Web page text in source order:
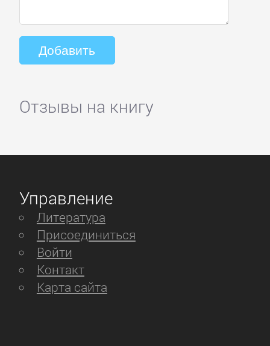
Отзывы на книгу
Управление
Литература
Присоединиться
Войти
Контакт
Карта сайта